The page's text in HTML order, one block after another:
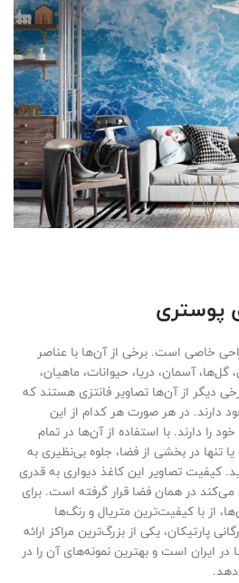
پوستری
خاصی است. برخی از آن‌ها با عناصر
آسمان، دریا، حیوانات، ماهیان،
دیگر از آن‌ها تصاویر فانتزی هستند که
دارند. در هر صورت هر کدام از این
را دارند. با استفاده از آن‌ها در تمام
در بخشی از فضا، جلوه بی‌نظیری به
کیفیت تصاویر این کاغذ دیواری به قدری
در همان فضا قرار گرفته است. برای
از با کیفیت‌ترین متریال‌ و رنگ‌ها
پارتیکان، یکی از بزرگ‌ترین مراکز ارائه
در ایران است و بهترین نمونه‌های آن را در